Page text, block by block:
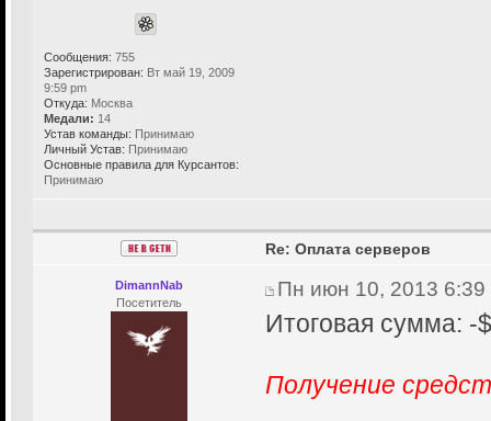
Сообщения: 755
Зарегистрирован: Вт май 19, 2009
9:59 pm
Откуда: Москва
Медали: 14
Устав команды: Принимаю
Личный Устав: Принимаю
Основные правила для Курсантов:
Принимаю
DimannNab
Посетитель
Re: Оплата серверов
Пн июн 10, 2013 6:39
Итоговая сумма: -
Получение